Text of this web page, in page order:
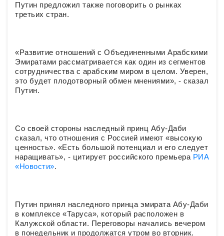
Путин предложил также поговорить о рынках
третьих стран.
«Развитие отношений с Объединенными Арабскими
Эмиратами рассматривается как один из сегментов
сотрудничества с арабским миром в целом. Уверен,
это будет плодотворный обмен мнениями», - сказал
Путин.
Со своей стороны наследный принц Абу-Даби
сказал, что отношения с Россией имеют «высокую
ценность». «Есть большой потенциал и его следует
наращивать», - цитирует российского премьера РИА
«Новости».
Путин принял наследного принца эмирата Абу-Даби
в комплексе «Таруса», который расположен в
Калужской области. Переговоры начались вечером
в понедельник и продолжатся утром во вторник.